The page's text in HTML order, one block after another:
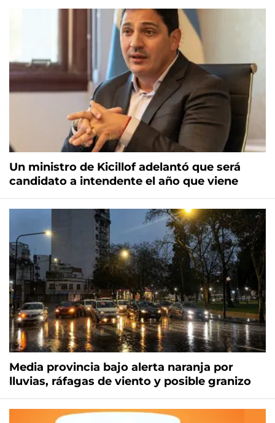
Un ministro de Kicillof adelantó que será
candidato a intendente el año que viene
Media provincia bajo alerta naranja por
lluvias, ráfagas de viento y posible granizo